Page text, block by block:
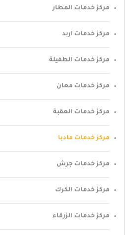
مركز خدمات المطار
مركز خدمات اربد
مركز خدمات الطفيلة
مركز خدمات معان
مركز خدمات العقبة
مركز خدمات مادبا
مركز خدمات جرش
مركز خدمات الكرك
مركز خدمات الزرقاء